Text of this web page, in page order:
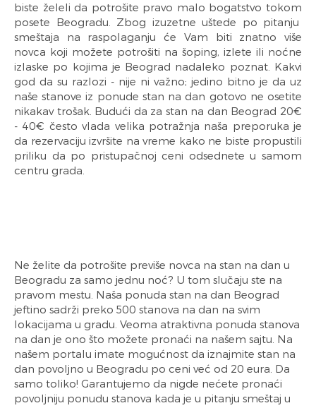
biste želeli da potrošite pravo malo bogatstvo tokom
posete Beogradu. Zbog izuzetne uštede po pitanju
smeštaja na raspolaganju će Vam biti znatno više
novca koji možete potrošiti na šoping, izlete ili noćne
izlaske po kojima je Beograd nadaleko poznat. Kakvi
god da su razlozi - nije ni važno; jedino bitno je da uz
naše stanove iz ponude stan na dan gotovo ne osetite
nikakav trošak. Budući da za stan na dan Beograd 20€
- 40€ često vlada velika potražnja naša preporuka je
da rezervaciju izvršite na vreme kako ne biste propustili
priliku da po pristupačnoj ceni odsednete u samom
centru grada.
Ne želite da potrošite previše novca na stan na dan u
Beogradu za samo jednu noć? U tom slučaju ste na
pravom mestu. Naša ponuda stan na dan Beograd
jeftino sadrži preko 500 stanova na dan na svim
lokacijama u gradu. Veoma atraktivna ponuda stanova
na dan je ono što možete pronaći na našem sajtu. Na
našem portalu imate mogućnost da iznajmite stan na
dan povoljno u Beogradu po ceni već od 20 eura. Da
samo toliko! Garantujemo da nigde nećete pronaći
povoljniju ponudu stanova kada je u pitanju smeštaj u